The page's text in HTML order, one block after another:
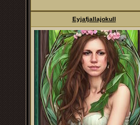
Eyjafjallajokull